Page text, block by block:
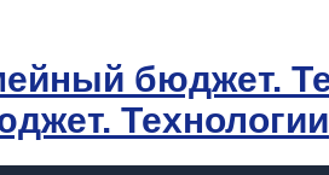
Технологии